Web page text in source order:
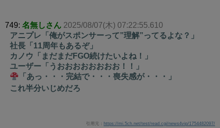
749: 名無しさん 2025/08/07(木) 07:22:55.610
アニプレ「俺がスポンサーって”理解”ってるよな？」
社長「11周年もあるぞ」
カノウ「まだまだFGO続けたいよね！」
ユーザー「うおおおおおおおお！！」
「あっ・・・完結で・・・喪失感が・・・」
これ半分いじめだろ
引用元： https://mi.5ch.net/test/read.cgi/news4vip/1754482097/